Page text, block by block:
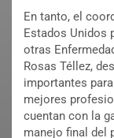
En tanto, el
Estados Unidos
otras
Rosas Téllez,
importantes
mejores
cuentan con la
manejo final del